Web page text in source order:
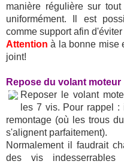
manière régulière sur
uniformément. Il est
comme support afin
Attention à la bonne mise
joint!
Repose du volant moteur
Reposer le volant
les 7 vis. Pour rappel
remontage (où les trous
s'alignent parfaitement).
Normalement il faudrait
des vis